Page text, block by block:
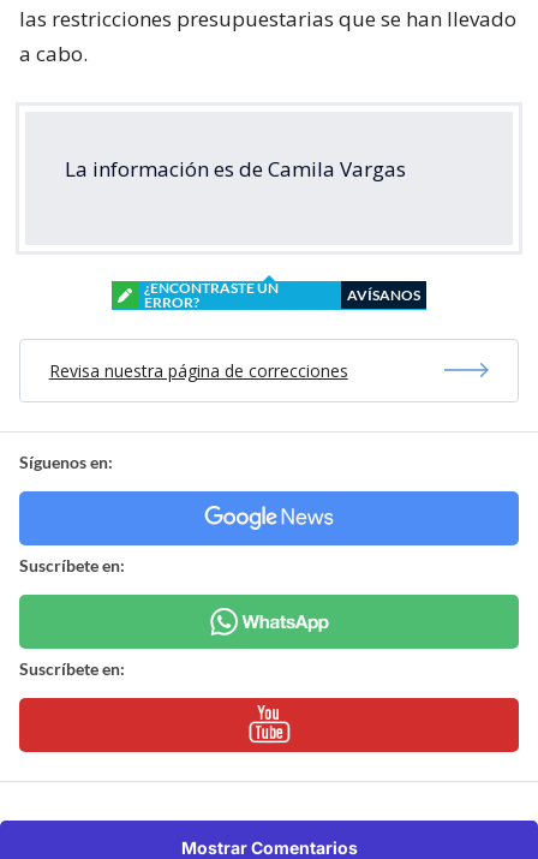
las restricciones presupuestarias que se han llevado
a cabo.
La información es de Camila Vargas
¿ENCONTRASTE UN
ERROR?
AVÍSANOS
Revisa nuestra página de correcciones
Síguenos en:
Suscríbete en:
Suscríbete en:
Mostrar Comentarios